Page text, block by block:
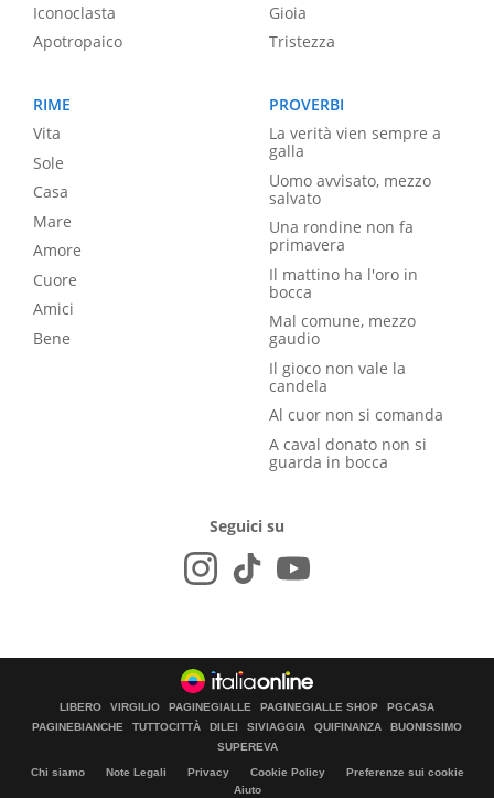
Iconoclasta
Apotropaico
Gioia
Tristezza
RIME
Vita
Sole
Casa
Mare
Amore
Cuore
Amici
Bene
PROVERBI
La verità vien sempre a
galla
Uomo avvisato, mezzo
salvato
Una rondine non fa
primavera
Il mattino ha l'oro in
bocca
Mal comune, mezzo
gaudio
Il gioco non vale la
candela
Al cuor non si comanda
A caval donato non si
guarda in bocca
Seguici su
LIBERO VIRGILIO PAGINEGIALLE PAGINEGIALLE SHOP
PGCASA
PAGINEBIANCHE
TUTTOCITTÀ DILEI SIVIAGGIA QUIFINANZA
BUONISSIMO
SUPEREVA
Chi siamo Note Legali Privacy Cookie Policy
Preferenze sui cookie
Aiuto